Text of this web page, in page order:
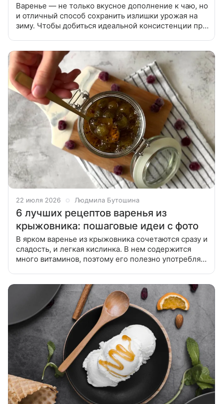
Варенье — не только вкусное дополнение к чаю, но
и отличный способ сохранить излишки урожая на
зиму. Чтобы добиться идеальной консистенции при
22 июля 2026 Людмила Бутошина
6 лучших рецептов варенья из
крыжовника: пошаговые идеи с фото
В ярком варенье из крыжовника сочетаются сразу и
сладость, и легкая кислинка. В нем содержится
много витаминов, поэтому его полезно употреблять